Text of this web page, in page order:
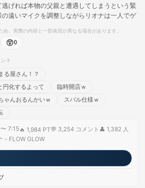
げれば本物の父親と遭遇してしまうという緊
遠いマイクを調整しながらリオナは一人でゲ
、実際の内容と一部表現が異なる場合があります。
😲0
ト
る屋さん！？
円化するよって
臨時開店ｗ
ゃんおるんかいｗ
スバル仕様ｗ
7:15🔥 1,984 PT💬 3,254 コメント 👤 1,382 人
- FLOW GLOW